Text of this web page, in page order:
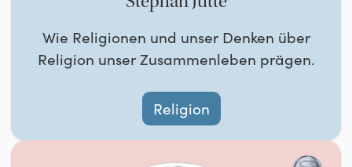
Wie Religionen und unser Denken über
Religion unser Zusammenleben prägen.
Religion